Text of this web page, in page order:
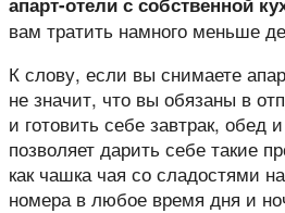
вам тратить намного меньше
К слову, если вы снимаете
не значит, что вы обязаны в
и готовить себе завтрак, обед
позволяет дарить себе такие
как чашка чая со сладостями
номера в любое время дня и